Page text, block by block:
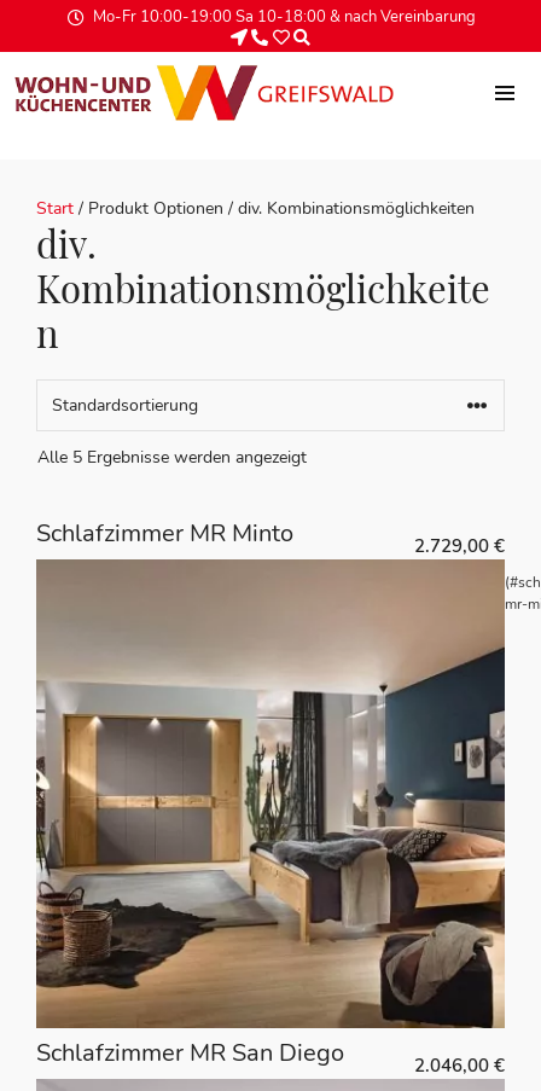
Mo-Fr 10:00-19:00 Sa 10-18:00 & nach Vereinbarung
Start / Produkt Optionen / div. Kombinationsmöglichkeiten
div.
Kombinationsmöglichkeite
n
Alle 5 Ergebnisse werden angezeigt
Schlafzimmer MR Minto 2.729,00€
mr-
Schlafzimmer MR San Diego 2.046,00€